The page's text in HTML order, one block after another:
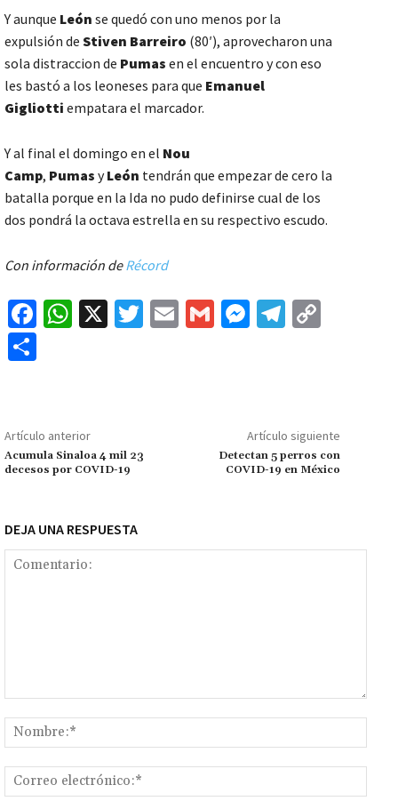
Y aunque León se quedó con uno menos por la
expulsión de Stiven Barreiro (80′), aprovecharon una
sola distraccion de Pumas en el encuentro y con eso
les bastó a los leoneses para que Emanuel
Gigliotti empatara el marcador.
Y al final el domingo en el Nou
Camp, Pumas yLeón tendrán que empezar de cero la
batalla porque en la Ida no pudo definirse cual de los
dos pondrá la octava estrella en su respectivo escudo.
Con información deRécord
Fa
o
k
W
p
p
X
T
E
G
M
ge
r
Te
m Li
n
k
p
ar
Artículo anterior
Acumula Sinaloa 4 mil 23
decesos por COVID-19
Artículo siguiente
Detectan 5 perros con
COVID-19 en México
DEJA UNA RESPUESTA